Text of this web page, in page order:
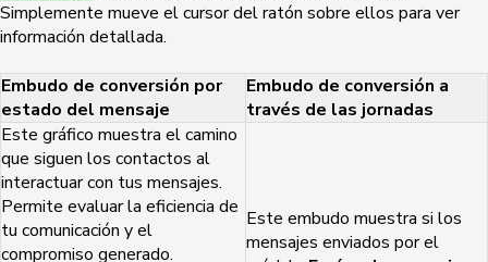
Simplemente mueve el cursor del ratón sobre ellos para ver
información detallada.
Embudo de conversión por
estado del mensaje
Embudo de conversión a
través de las jornadas
Este gráfico muestra el camino
que siguen los contactos al
interactuar con tus mensajes.
Permite evaluar la eficiencia de
tu comunicación y el
compromiso generado.
Este embudo muestra si los
mensajes enviados por el